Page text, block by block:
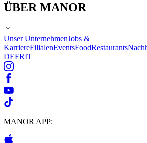
ÜBER MANOR
Unser UnternehmenJobs &
KarriereFilialenEventsFoodRestaurants
DEFRIT
MANOR APP: